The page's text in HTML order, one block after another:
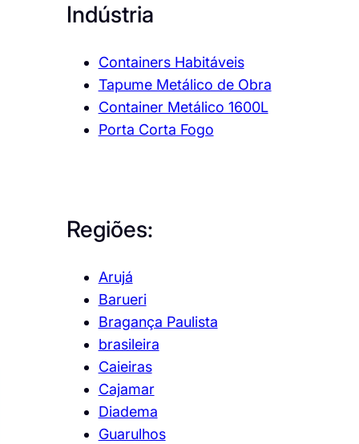
Indústria
Containers Habitáveis
Tapume Metálico de Obra
Container Metálico 1600L
Porta Corta Fogo
Regiões:
Arujá
Barueri
Bragança Paulista
brasileira
Caieiras
Cajamar
Diadema
Guarulhos